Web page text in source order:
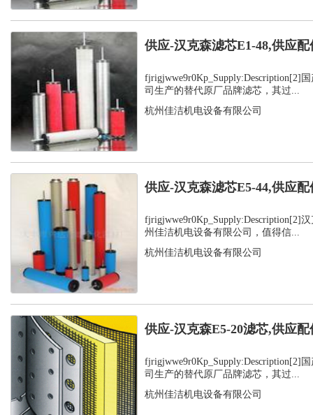
供应-汉克森滤芯E1-48,供应配
fjrigjwwe9r0Kp_Supply:Description[2]
司生产的替代原厂品牌滤芯，其过...
杭州佳洁机电设备有限公司
供应-汉克森滤芯E5-44,供应配
fjrigjwwe9r0Kp_Supply:Description[2]
州佳洁机电设备有限公司，值得信...
杭州佳洁机电设备有限公司
供应-汉克森E5-20滤芯,供应配
fjrigjwwe9r0Kp_Supply:Description[2]
司生产的替代原厂品牌滤芯，其过...
杭州佳洁机电设备有限公司